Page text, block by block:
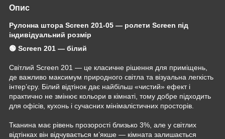
Опис
Рулонна штора Screen 201-05 — ролети Screen під
індивідуальний розмір
🟢 Screen 201 — білий
Світлий Screen 201 — це класичне рішення для приміщень,
де важливо максимум природного світла та візуальна легкість
інтер’єру. Білий відтінок дає найбільш «чистий» ефект і
практично не змінює кольори в кімнаті, тому добре підходить
для офісів, кухонь і сучасних мінімалістичних просторів.
Тканина має рівень прозорості близько 3%, але у світлих
відтінках він відчувається м’якше — кімната залишається